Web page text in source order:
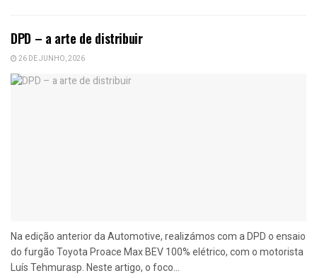
DPD – a arte de distribuir
26 DE JUNHO, 2026
Na edição anterior da Automotive, realizámos com a DPD o ensaio
do furgão Toyota Proace Max BEV 100% elétrico, com o motorista
Luís Tehmurasp. Neste artigo, o foco...